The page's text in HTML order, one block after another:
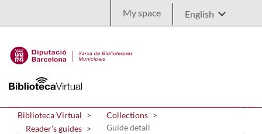
My space
Biblioteca Virtual
Collections
Reader’s guides
Guide detail